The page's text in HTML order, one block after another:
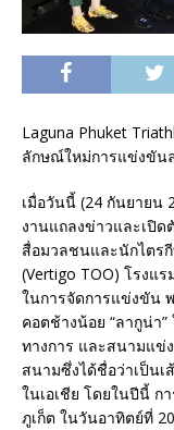
Laguna Phuket
ลักษณ์ใหม่การแข่งขัน
เมื่อวันนี้ (24 กันยายน
งานแถลงข่าวและเปิ
สื่อมวลชนและนักไตร
(Vertigo TOO) โรงแ
ในการจัดการแข่งขัน
คอตช้างน้อย “ลากูน่า
ทางการ และสนามแข่
สนามซึ่งได้ชื่อว่าเป็น
ในเอเชีย โดยในปีนี้
ภูเก็ต ในวันอาทิตย์ที่